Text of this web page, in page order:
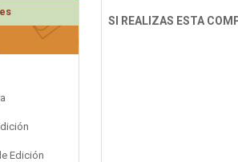
Edición
SI REALIZAS ESTA